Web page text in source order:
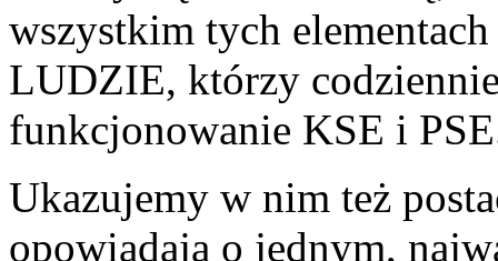
wszystkim tych
LUDZIE, którzy
funkcjonowanie KSE i
Ukazujemy w nim też
opowiadają o jednym,